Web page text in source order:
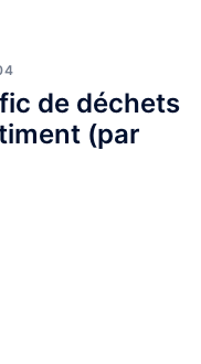
de déchets
(par